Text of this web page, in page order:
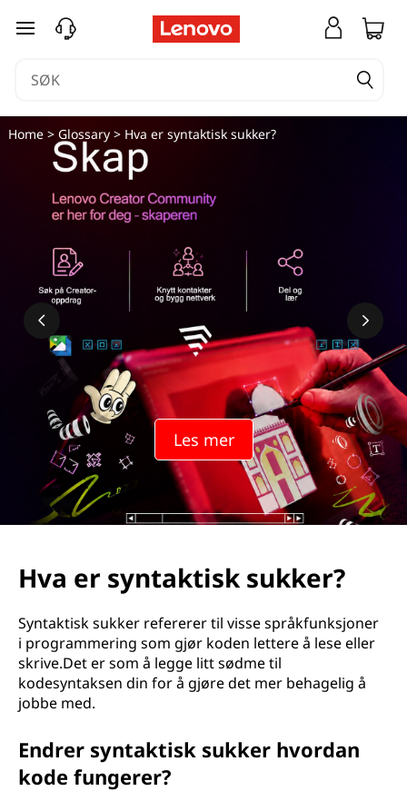
gå til hovedinnhold
Les mer
Home> Glossary> Hva er syntaktisk sukker?
Hva er syntaktisk sukker?
Syntaktisk sukker refererer til visse språkfunksjoner
i programmering som gjør koden lettere å lese eller
skrive.Det er som å legge litt sødme til
kodesyntaksen din for å gjøre det mer behagelig å
jobbe med.
Endrer syntaktisk sukker hvordan
kode fungerer?